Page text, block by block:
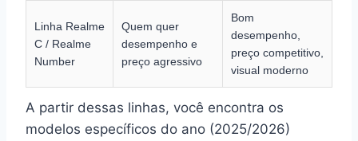
Linha Realme
C / Realme
Number
Quem quer
desempenho e
preço agressivo
Bom
desempenho,
preço competitivo,
visual moderno
A partir dessas linhas, você encontra os
modelos específicos do ano (2025/2026)